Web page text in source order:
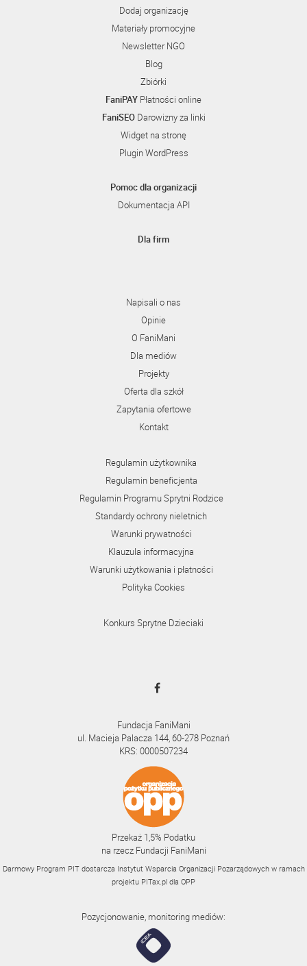
Dodaj organizację
Materiały promocyjne
Newsletter NGO
Blog
Zbiórki
FaniPAY Płatności online
FaniSEODarowizny za linki
Widget na stronę
Plugin WordPress
Pomoc dla organizacji
Dokumentacja API
Dla firm
Napisali o nas
Opinie
O FaniMani
Dla mediów
Projekty
Oferta dla szkół
Zapytania ofertowe
Kontakt
Regulamin użytkownika
Regulamin beneficjenta
Regulamin Programu Sprytni Rodzice
Standardy ochrony nieletnich
Warunki prywatności
Klauzula informacyjna
Warunki użytkowania i płatności
Polityka Cookies
Konkurs Sprytne Dzieciaki
Fundacja FaniMani
ul. Macieja Palacza 144, 60-278 Poznań
KRS: 0000507234
Przekaż 1,5% Podatku
na rzecz Fundacji FaniMani
Darmowy Program PIT dostarcza Instytut Wsparcia Organizacji Pozarządowych w ramach
projektu PITax.pl dla OPP
Pozycjonowanie, monitoring mediów: